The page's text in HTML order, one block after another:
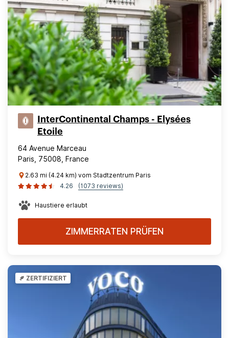
InterContinental Champs - Elysées
Etoile
64 Avenue Marceau
Paris, 75008, France
2.63 mi (4.24 km) vom Stadtzentrum Paris
4.26
(1073 reviews)
Haustiere erlaubt
ZIMMERRATEN PRÜFEN
ZERTIFIZIERT